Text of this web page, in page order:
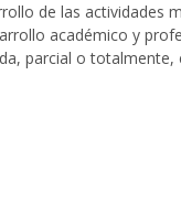
de las actividades
académico y
parcial o